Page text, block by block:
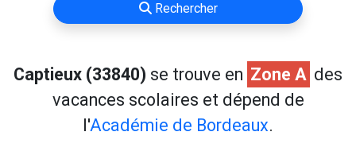
Rechercher
Captieux (33840) se trouve en Zone A des
vacances scolaires et dépend de
l'Académie de Bordeaux.